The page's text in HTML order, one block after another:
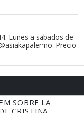
Lunes a sábados de
Precio
SOBRE LA
CRISTINA